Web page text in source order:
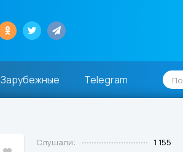
Зарубежные Telegram
Слушали:
1 155